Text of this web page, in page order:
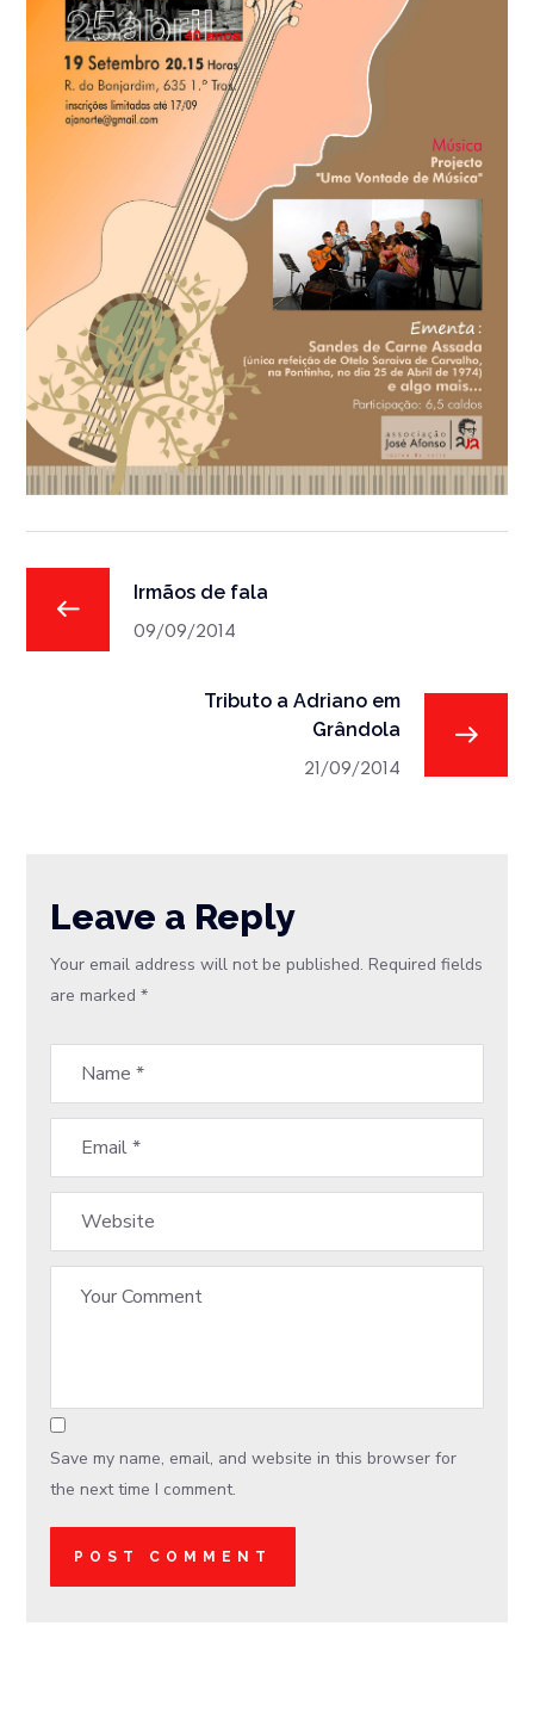
Irmãos de fala
09/09/2014
Tributo a Adriano em
Grândola
21/09/2014
Leave a Reply
Your email address will not be published. Required fields
are marked*
Save my name, email, and website in this browser for
the next time I comment.